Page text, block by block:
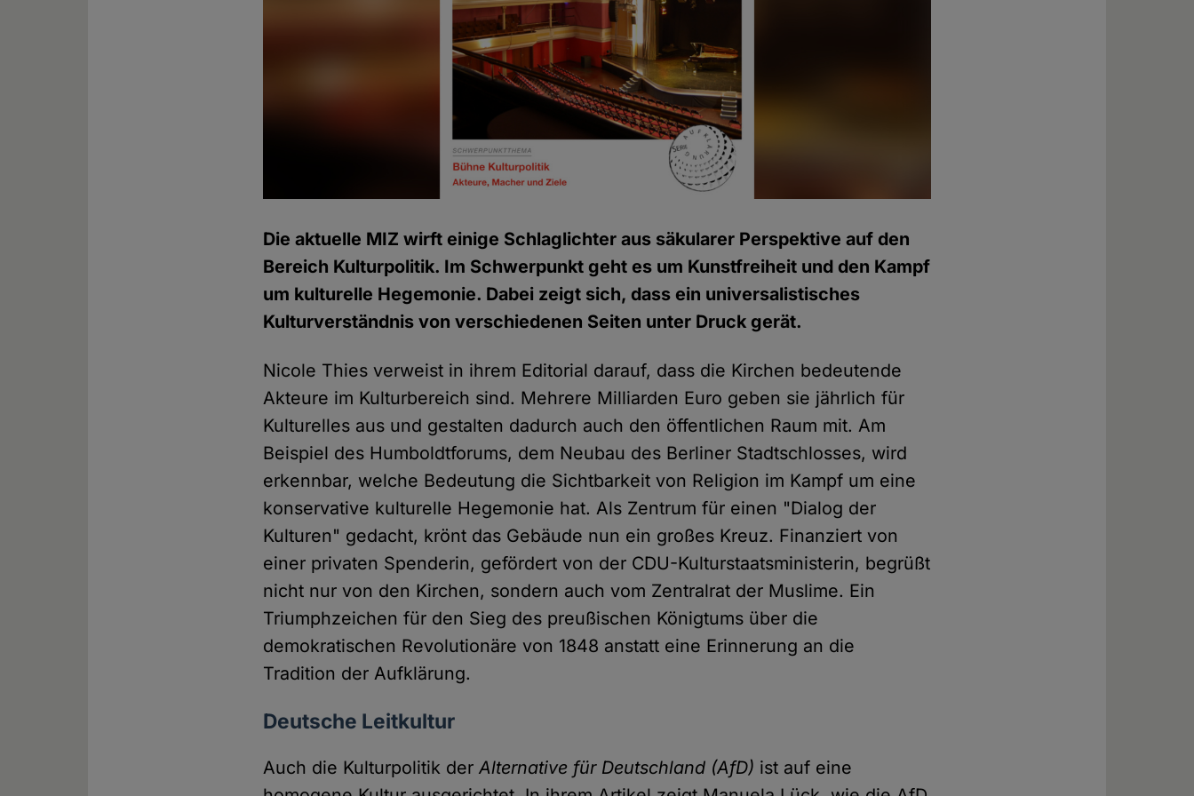
Die aktuelle MIZ wirft einige Schlaglichter aus säkularer Perspektive auf den
Bereich Kulturpolitik. Im Schwerpunkt geht es um Kunstfreiheit und den Kampf
um kulturelle Hegemonie. Dabei zeigt sich, dass ein universalistisches
Kulturverständnis von verschiedenen Seiten unter Druck gerät.
Nicole Thies verweist in ihrem Editorial darauf, dass die Kirchen bedeutende
Akteure im Kulturbereich sind. Mehrere Milliarden Euro geben sie jährlich für
Kulturelles aus und gestalten dadurch auch den öffentlichen Raum mit. Am
Beispiel des Humboldtforums, dem Neubau des Berliner Stadtschlosses, wird
erkennbar, welche Bedeutung die Sichtbarkeit von Religion im Kampf um eine
konservative kulturelle Hegemonie hat. Als Zentrum für einen "Dialog der
Kulturen" gedacht, krönt das Gebäude nun ein großes Kreuz. Finanziert von
einer privaten Spenderin, gefördert von der CDU-Kulturstaatsministerin, begrüßt
nicht nur von den Kirchen, sondern auch vom Zentralrat der Muslime. Ein
Triumphzeichen für den Sieg des preußischen Königtums über die
demokratischen Revolutionäre von 1848 anstatt eine Erinnerung an die
Tradition der Aufklärung.
Deutsche Leitkultur
Auch die Kulturpolitik derAlternative für Deutschland (AfD) ist auf eine